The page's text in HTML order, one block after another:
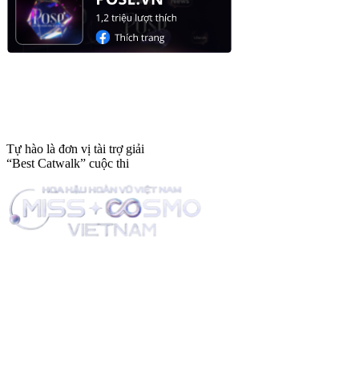
Tự hào là đơn vị tài trợ giải
“Best Catwalk” cuộc thi